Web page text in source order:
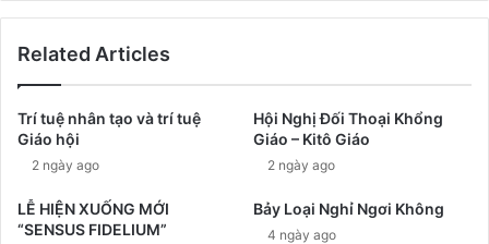
Related Articles
Trí tuệ nhân tạo và trí tuệ
Giáo hội
2 ngày ago
Hội Nghị Đối Thoại Khổng
Giáo – Kitô Giáo
2 ngày ago
LỄ HIỆN XUỐNG MỚI
“SENSUS FIDELIUM”
Bảy Loại Nghỉ Ngơi Không
4 ngày ago